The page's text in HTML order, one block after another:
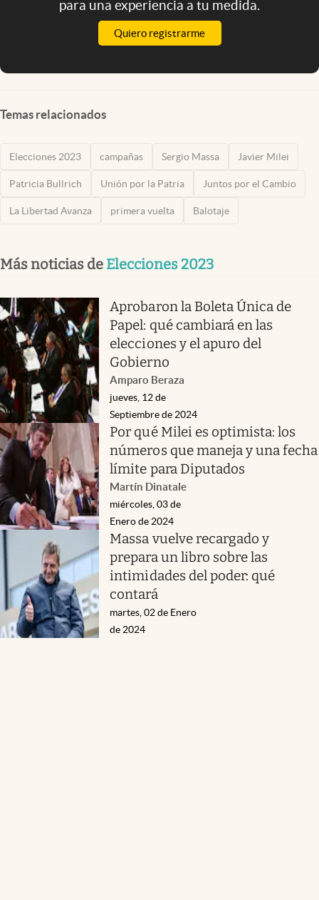
para una experiencia a tu medida.
Quiero registrarme
Temas relacionados
Elecciones 2023 campañas Sergio Massa Javier Milei
Patricia Bullrich Unión por la Patria Juntos por el Cambio
La Libertad Avanza primera vuelta Balotaje
Más noticias de Elecciones 2023
Aprobaron la Boleta Única de
Papel: qué cambiará en las
elecciones y el apuro del
Gobierno
Amparo Beraza
jueves, 12 de
Septiembre de 2024
Por qué Milei es optimista: los
números que maneja y una fecha
límite para Diputados
Martín Dinatale
miércoles, 03 de
Enero de 2024
Massa vuelve recargado y
prepara un libro sobre las
intimidades del poder: qué
contará
martes, 02 de Enero
de 2024